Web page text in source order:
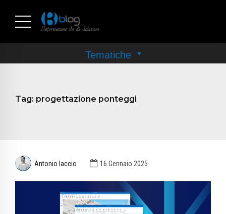
Tag: progettazione ponteggi
Antonio Iaccio 16 Gennaio 2025